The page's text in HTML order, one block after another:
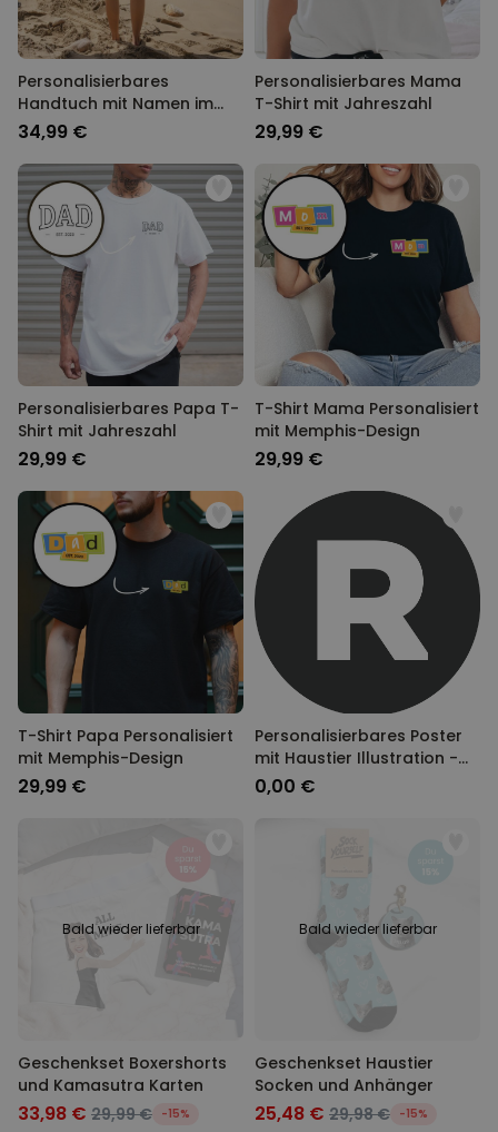
Personalisierbares
Handtuch mit Namen im
Graffiti Design
34,99 €
Personalisierbares Mama
T-Shirt mit Jahreszahl
29,99 €
Personalisierbares Papa T-
Shirt mit Jahreszahl
29,99 €
T-Shirt Mama Personalisiert
mit Memphis-Design
29,99 €
T-Shirt Papa Personalisiert
mit Memphis-Design
29,99 €
Personalisierbares Poster
mit Haustier Illustration -
Design
0,00 €
Bald wieder lieferbar
Geschenkset Boxershorts
und Kamasutra Karten
33,98 € 29,99 € -15%
Bald wieder lieferbar
Geschenkset Haustier
Socken und Anhänger
25,48 € 29,98 € -15%